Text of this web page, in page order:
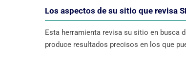
Los aspectos de su sitio que revisa
Esta herramienta revisa su sitio en busca
produce resultados precisos en los que